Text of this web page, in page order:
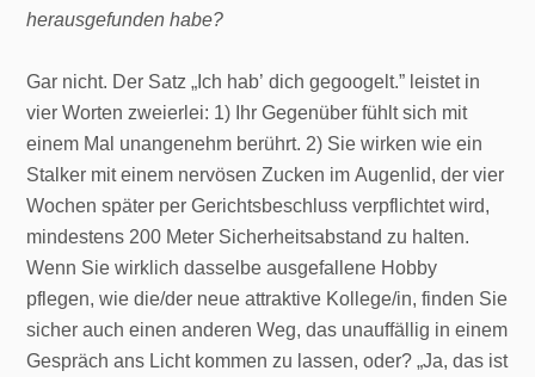
herausgefunden habe?
Gar nicht. Der Satz „Ich hab’ dich gegoogelt.” leistet in
vier Worten zweierlei: 1) Ihr Gegenüber fühlt sich mit
einem Mal unangenehm berührt. 2) Sie wirken wie ein
Stalker mit einem nervösen Zucken im Augenlid, der vier
Wochen später per Gerichtsbeschluss verpflichtet wird,
mindestens 200 Meter Sicherheitsabstand zu halten.
Wenn Sie wirklich dasselbe ausgefallene Hobby
pflegen, wie die/der neue attraktive Kollege/in, finden Sie
sicher auch einen anderen Weg, das unauffällig in einem
Gespräch ans Licht kommen zu lassen, oder? „Ja, das ist